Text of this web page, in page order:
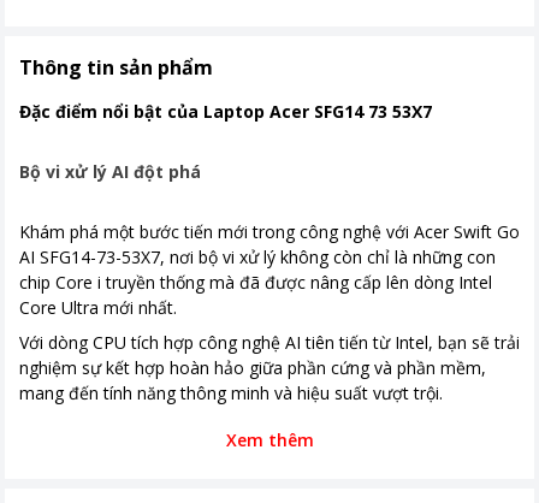
Đồ họa và Âm thanh
Card đồ họa Intel Arc Graphics
Kích thước, khối lượng Dài 312.9 mm - Rộng 217.9 mm -
Dày 14.9 mm Khối lượng 1.32 kg
Hệ điều hành
PIn
4-cell Li-ion, 65 Wh
Thông tin sản phẩm
Đặc điểm nổi bật của Laptop Acer SFG14 73 53X7
Bộ vi xử lý AI đột phá
Khám phá một bước tiến mới trong công nghệ với Acer Swift Go
AI SFG14-73-53X7, nơi bộ vi xử lý không còn chỉ là những con
chip Core i truyền thống mà đã được nâng cấp lên dòng Intel
Core Ultra mới nhất.
Với dòng CPU tích hợp công nghệ AI tiên tiến từ Intel, bạn sẽ trải
nghiệm sự kết hợp hoàn hảo giữa phần cứng và phần mềm,
mang đến tính năng thông minh và hiệu suất vượt trội.
Xem thêm